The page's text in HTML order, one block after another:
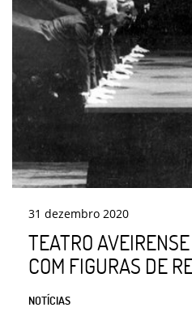
31 dezembro 2020
TEATRO
COM FIGURAS DE
NOTÍCIAS